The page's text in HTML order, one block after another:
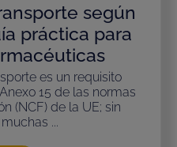
según
práctica para
es un requisito
15 de las normas
(NCF) de la UE; sin
...